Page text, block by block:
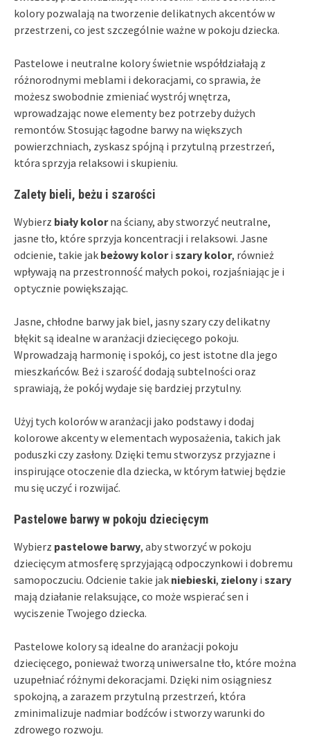
kolory pozwalają na tworzenie delikatnych akcentów w
przestrzeni, co jest szczególnie ważne w pokoju dziecka.
Pastelowe i neutralne kolory świetnie współdziałają z
różnorodnymi meblami i dekoracjami, co sprawia, że
możesz swobodnie zmieniać wystrój wnętrza,
wprowadzając nowe elementy bez potrzeby dużych
remontów. Stosując łagodne barwy na większych
powierzchniach, zyskasz spójną i przytulną przestrzeń,
która sprzyja relaksowi i skupieniu.
Zalety bieli, beżu i szarości
Wybierz biały kolorna ściany, aby stworzyć neutralne,
jasne tło, które sprzyja koncentracji i relaksowi. Jasne
odcienie, takie jak beżowy kolori szary kolor, również
wpływają na przestronność małych pokoi, rozjaśniając je i
optycznie powiększając.
Jasne, chłodne barwy jak biel, jasny szary czy delikatny
błękit są idealne w aranżacji dziecięcego pokoju.
Wprowadzają harmonię i spokój, co jest istotne dla jego
mieszkańców. Beż i szarość dodają subtelności oraz
sprawiają, że pokój wydaje się bardziej przytulny.
Użyj tych kolorów w aranżacji jako podstawy i dodaj
kolorowe akcenty w elementach wyposażenia, takich jak
poduszki czy zasłony. Dzięki temu stworzysz przyjazne i
inspirujące otoczenie dla dziecka, w którym łatwiej będzie
mu się uczyć i rozwijać.
Pastelowe barwy w pokoju dziecięcym
Wybierz pastelowe barwy, aby stworzyć w pokoju
dziecięcym atmosferę sprzyjającą odpoczynkowi i dobremu
samopoczuciu. Odcienie takie jak niebieski, zielony i szary
mają działanie relaksujące, co może wspierać sen i
wyciszenie Twojego dziecka.
Pastelowe kolory są idealne do aranżacji pokoju
dziecięcego, ponieważ tworzą uniwersalne tło, które można
uzupełniać różnymi dekoracjami. Dzięki nim osiągniesz
spokojną, a zarazem przytulną przestrzeń, która
zminimalizuje nadmiar bodźców i stworzy warunki do
zdrowego rozwoju.